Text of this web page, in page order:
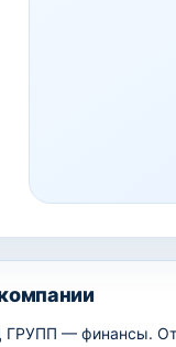
ГРУПП — финансы.